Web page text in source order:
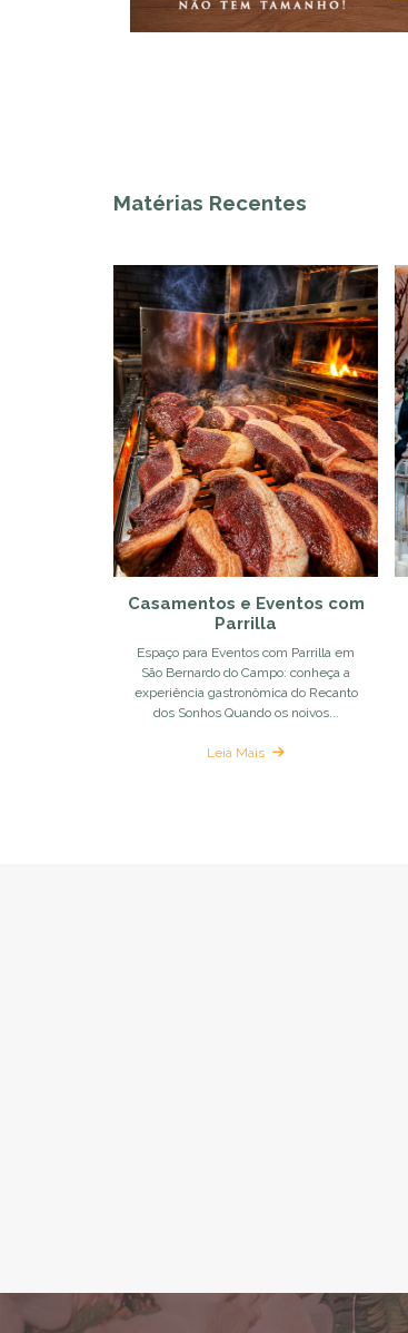
Matérias Recentes
Casamentos e Eventos com
Parrilla
Espaço para Eventos com Parrilla em
São Bernardo do Campo: conheça a
experiência gastronômica do Recanto
dos Sonhos Quando os noivos...
Leia Mais